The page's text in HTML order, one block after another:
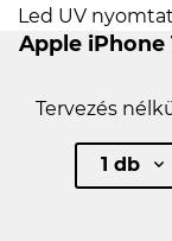
Led UV
Apple
Tervezés
1 db